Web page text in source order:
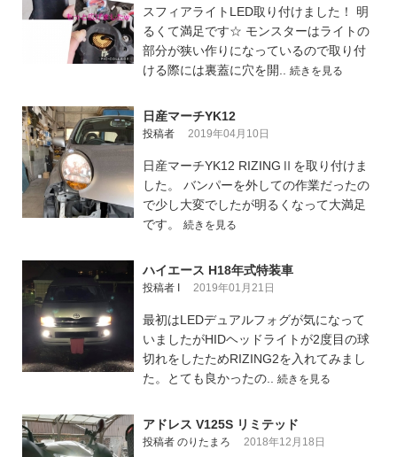
スフィアライトLED取り付けました！ 明
るくて満足です☆ モンスターはライトの
部分が狭い作りになっているので取り付
ける際には裏蓋に穴を開.. 続きを見る
日産マーチYK12
投稿者 2019年04月10日
日産マーチYK12 RIZINGⅡを取り付けま
した。 バンパーを外しての作業だったの
で少し大変でしたが明るくなって大満足
です。 続きを見る
ハイエース H18年式特装車
投稿者 I 2019年01月21日
最初はLEDデュアルフォグが気になって
いましたがHIDヘッドライトが2度目の球
切れをしたためRIZING2を入れてみまし
た。とても良かったの.. 続きを見る
アドレス V125S リミテッド
投稿者 のりたまろ 2018年12月18日